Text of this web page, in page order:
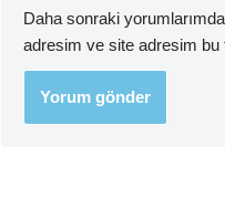
Daha sonraki
adresim ve site adresim bu